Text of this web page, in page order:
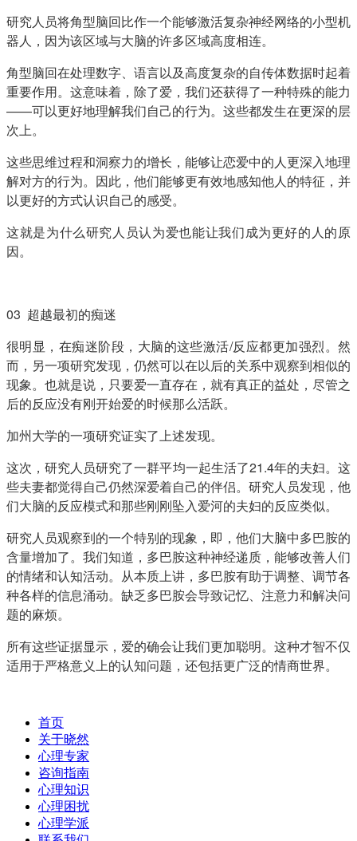
研究人员将角型脑回比作一个能够激活复杂神经网络的小型机
器人，因为该区域与大脑的许多区域高度相连。
角型脑回在处理数字、语言以及高度复杂的自传体数据时起着
重要作用。这意味着，除了爱，我们还获得了一种特殊的能力
——可以更好地理解我们自己的行为。这些都发生在更深的层
次上。
这些思维过程和洞察力的增长，能够让恋爱中的人更深入地理
解对方的行为。因此，他们能够更有效地感知他人的特征，并
以更好的方式认识自己的感受。
这就是为什么研究人员认为爱也能让我们成为更好的人的原
因。
03 超越最初的痴迷
很明显，在痴迷阶段，大脑的这些激活/反应都更加强烈。然
而，另一项研究发现，仍然可以在以后的关系中观察到相似的
现象。也就是说，只要爱一直存在，就有真正的益处，尽管之
后的反应没有刚开始爱的时候那么活跃。
加州大学的一项研究证实了上述发现。
这次，研究人员研究了一群平均一起生活了21.4年的夫妇。这
些夫妻都觉得自己仍然深爱着自己的伴侣。研究人员发现，他
们大脑的反应模式和那些刚刚坠入爱河的夫妇的反应类似。
研究人员观察到的一个特别的现象，即，他们大脑中多巴胺的
含量增加了。我们知道，多巴胺这种神经递质，能够改善人们
的情绪和认知活动。从本质上讲，多巴胺有助于调整、调节各
种各样的信息涌动。缺乏多巴胺会导致记忆、注意力和解决问
题的麻烦。
所有这些证据显示，爱的确会让我们更加聪明。这种才智不仅
适用于严格意义上的认知问题，还包括更广泛的情商世界。
首页
关于晓然
心理专家
咨询指南
心理知识
心理困扰
心理学派